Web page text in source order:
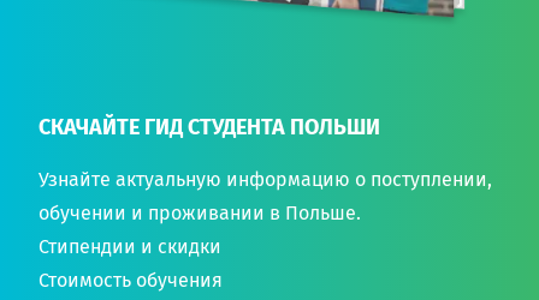
СКАЧАЙТЕ ГИД СТУДЕНТА ПОЛЬШИ
Узнайте актуальную информацию о поступлении,
обучении и проживании в Польше.
Стипендии и скидки
Стоимость обучения